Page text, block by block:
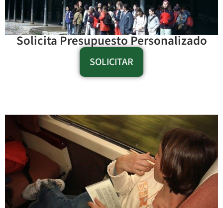
Solicita Presupuesto Personalizado
SOLICITAR